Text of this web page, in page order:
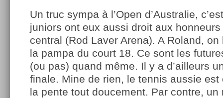
Un truc sympa à l’Open d’Australie,
juniors ont eux aussi droit aux
central (Rod Laver Arena). A Roland,
la pampa du court 18. Ce sont les
(ou pas) quand même. Il y a d’ailleurs
finale. Mine de rien, le tennis aussie est
la pente tout doucement. Par contre, un